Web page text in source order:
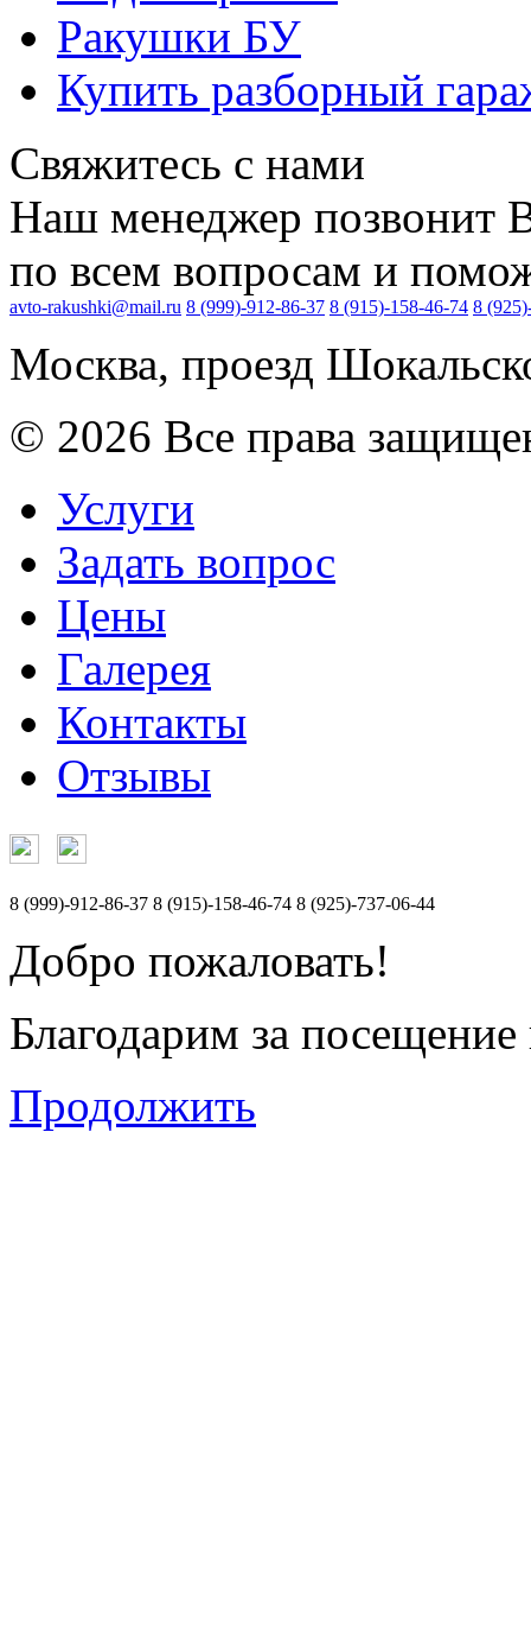
Ракушки БУ
Купить разборный
Свяжитесь с нами
Наш менеджер позвонит
по всем вопросам и
avto-rakushki@mail.ru 8 (999)-912-86-37 8 (915)-158-46-74 8
Москва, проезд
© 2026 Все права
Услуги
Задать вопрос
Цены
Галерея
Контакты
Отзывы
8 (999)-912-86-37 8 (915)-158-46-74 8 (925)-737-06-44
Добро пожаловать!
Благодарим за
Продолжить